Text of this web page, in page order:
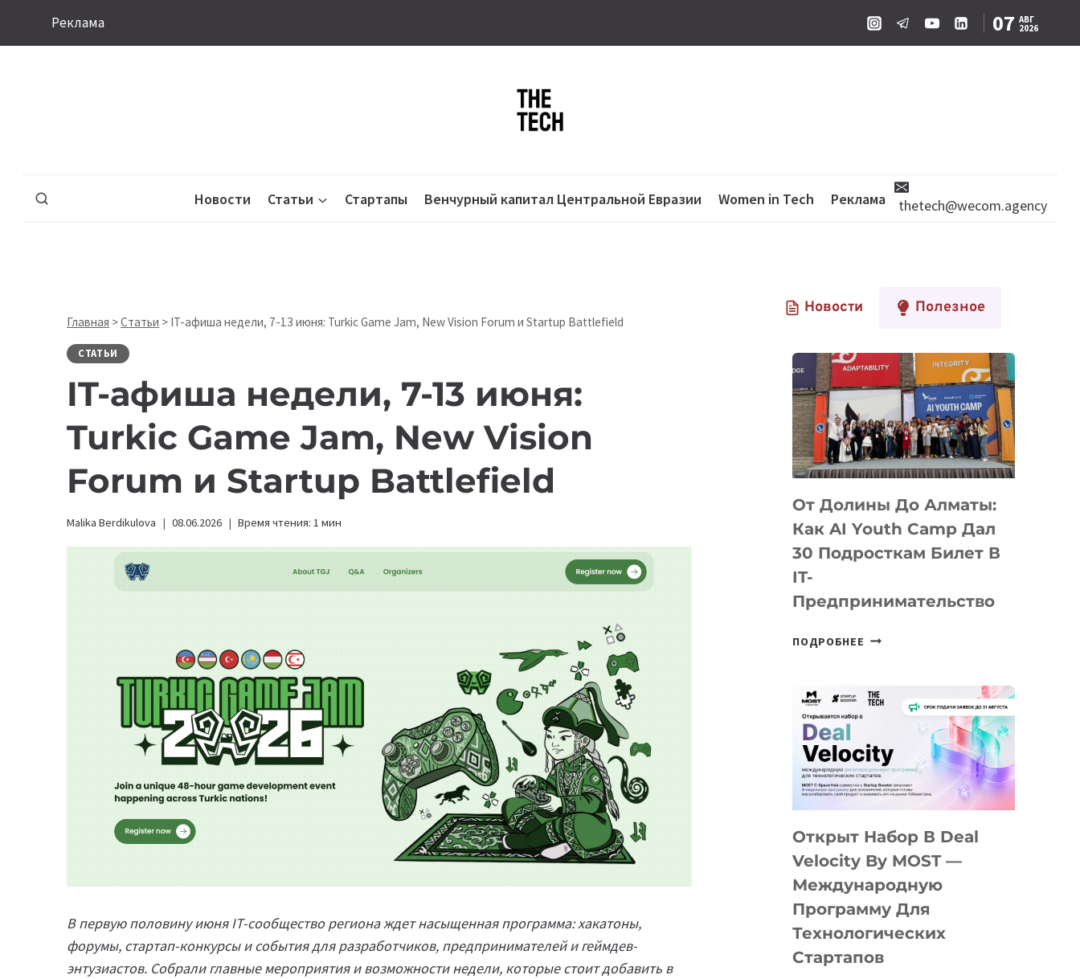
Реклама 07 АВГ
2026
Новости Статьи Стартапы Венчурный капитал Центральной Евразии Women in Tech Реклама thetech@wecom.agency
Главная >Статьи > IT-афиша недели, 7-13 июня: Turkic Game Jam, New Vision Forum и Startup Battlefield
СТАТЬИ
IT-афиша недели, 7-13 июня:
Turkic Game Jam, New Vision
Forum и Startup Battlefield
Malika Berdikulova 08.06.2026 Время чтения: 1 мин
В первую половину июня IT-сообщество региона ждет насыщенная программа: хакатоны,
форумы, стартап-конкурсы и события для разработчиков, предпринимателей и геймдев-
энтузиастов. Собрали главные мероприятия и возможности недели, которые стоит добавить в
Новости Полезное
От Долины До Алматы:
Как AI Youth Camp Дал
30 Подросткам Билет В
IT-
Предпринимательство
ПОДРОБНЕЕ ОТ
АЛМАТЫ:
YOUTH
CAMP
ДАЛ
ПОДРОСТКАМ
БИЛЕТ
IT-
ПРЕДПРИНИМАТЕЛЬСТВО
Открыт Набор В Deal
Velocity By MOST —
Международную
Программу Для
Технологических
Стартапов